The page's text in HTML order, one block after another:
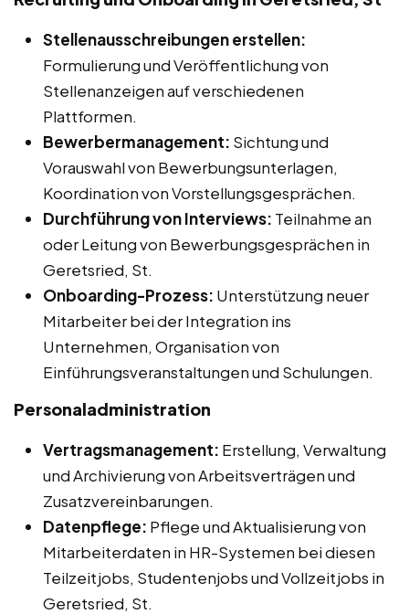
Stellenausschreibungen erstellen:
Formulierung und Veröffentlichung von
Stellenanzeigen auf verschiedenen
Plattformen.
Bewerbermanagement: Sichtung und
Vorauswahl von Bewerbungsunterlagen,
Koordination von Vorstellungsgesprächen.
Durchführung von Interviews: Teilnahme an
oder Leitung von Bewerbungsgesprächen in
Geretsried, St.
Onboarding-Prozess: Unterstützung neuer
Mitarbeiter bei der Integration ins
Unternehmen, Organisation von
Einführungsveranstaltungen und Schulungen.
Personaladministration
Vertragsmanagement: Erstellung, Verwaltung
und Archivierung von Arbeitsverträgen und
Zusatzvereinbarungen.
Datenpflege: Pflege und Aktualisierung von
Mitarbeiterdaten in HR-Systemen bei diesen
Teilzeitjobs, Studentenjobs und Vollzeitjobs in
Geretsried, St.